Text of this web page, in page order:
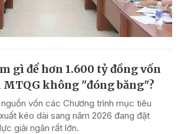
gì để hơn 1.600 tỷ đồng vốn
không "đóng băng"?
vốn các Chương trình mục tiêu
kéo dài sang năm 2026 đang đặt
giải ngân rất lớn.